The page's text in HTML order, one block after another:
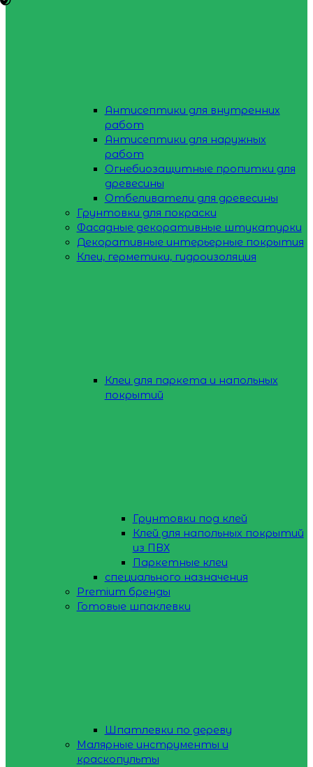
Антисептики для внутренних
работ
Антисептики для наружных
работ
Огнебиозащитные пропитки для
древесины
Отбеливатели для древесины
Грунтовки для покраски
Фасадные декоративные штукатурки
Декоративные интерьерные покрытия
Клеи, герметики, гидроизоляция
Клеи для паркета и напольных
покрытий
Грунтовки под клей
Клей для напольных покрытий
из ПВХ
Паркетные клеи
специального назначения
Premium бренды
Готовые шпаклевки
Шпатлевки по дереву
Малярные инструменты и
краскопульты